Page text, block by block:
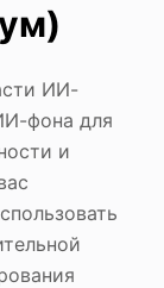
ИИ-
фона для
и